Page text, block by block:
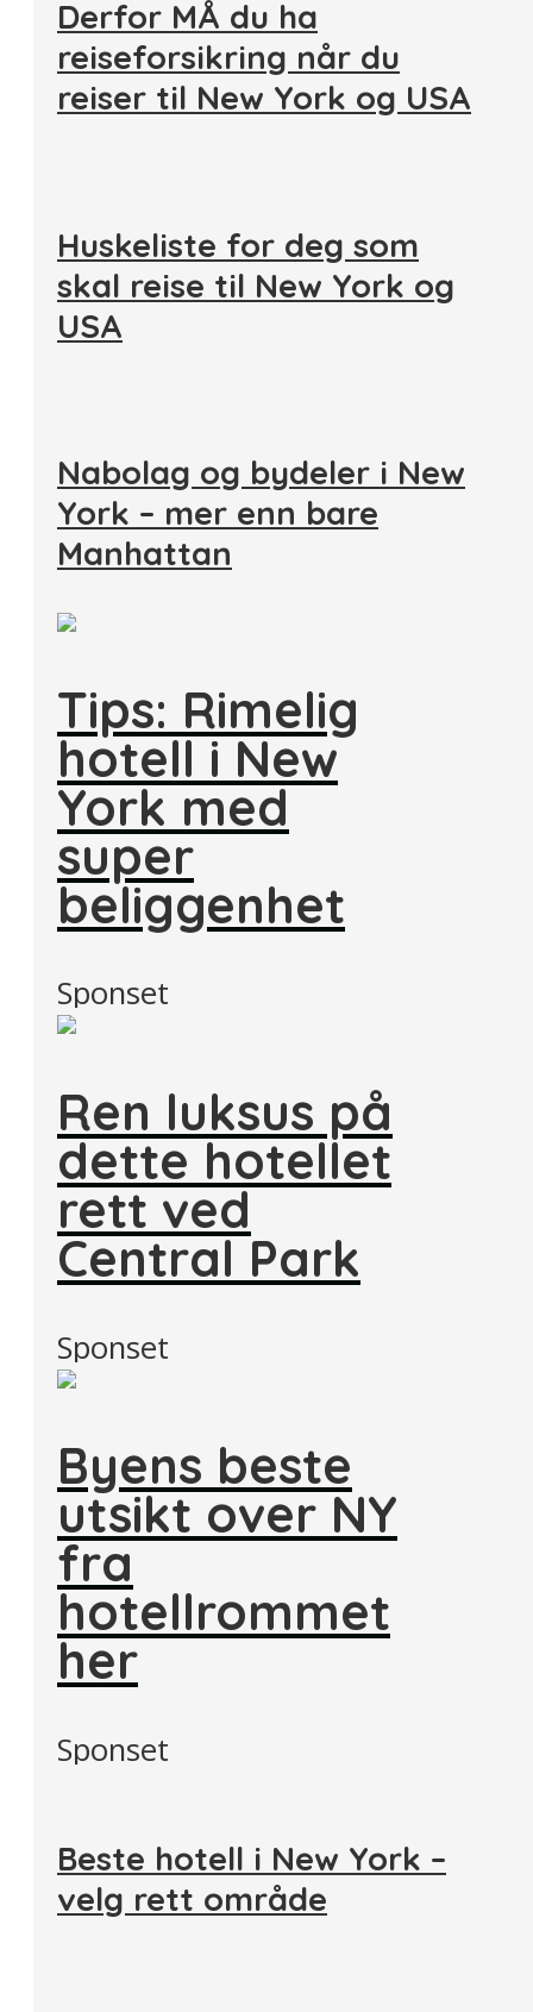
Derfor MÅ du ha
reiseforsikring når du
reiser til New York og USA
Huskeliste for deg som
skal reise til New York og
USA
Nabolag og bydeler i New
York – mer enn bare
Manhattan
Tips: Rimelig
hotell i New
York med
super
beliggenhet
Sponset
Ren luksus på
dette hotellet
rett ved
Central Park
Sponset
Byens beste
utsikt over NY
fra
hotellrommet
her
Sponset
Beste hotell i New York –
velg rett område